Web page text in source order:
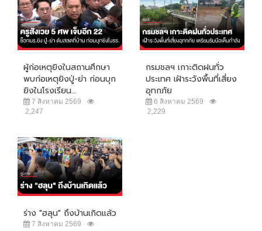
ผู้ก่อเหตุยิงในสถานศึกษา
พบก่อเหตุยิงปู่-ย่า ก่อนบุก
ยิงในโรงเรียน...
7 สิงหาคม 2569
2,247
กรมชลฯ เกาะติดฝนทั่ว
ประเทศ เฝ้าระวังพื้นที่เสี่ยง
อุทกภัย
6 สิงหาคม 2569
2,229
ร่าง "ฮลุน" ถึงบ้านเกิดแล้ว
7 สิงหาคม 2569